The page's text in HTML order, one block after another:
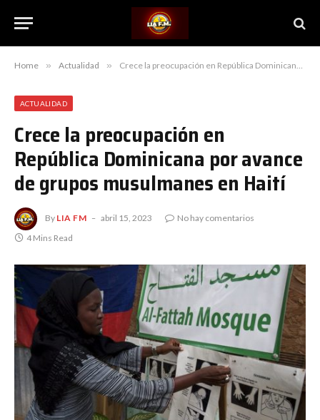
Home » Actualidad » Crece la preocupación en República Dominicana por avance de grupos musulmanes en Haití
ACTUALIDAD
Crece la preocupación en
República Dominicana por avance
de grupos musulmanes en Haití
By LIA FM abril 15, 2023
No hay comentarios
4 Mins Read